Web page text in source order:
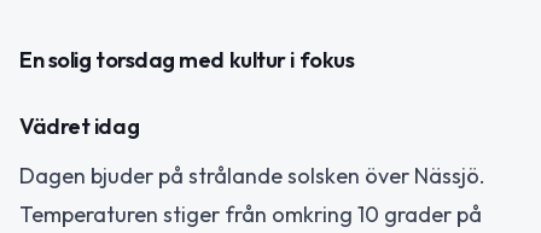
En solig torsdag med kultur i fokus
Vädret idag
Dagen bjuder på strålande solsken över Nässjö.
Temperaturen stiger från omkring 10 grader på